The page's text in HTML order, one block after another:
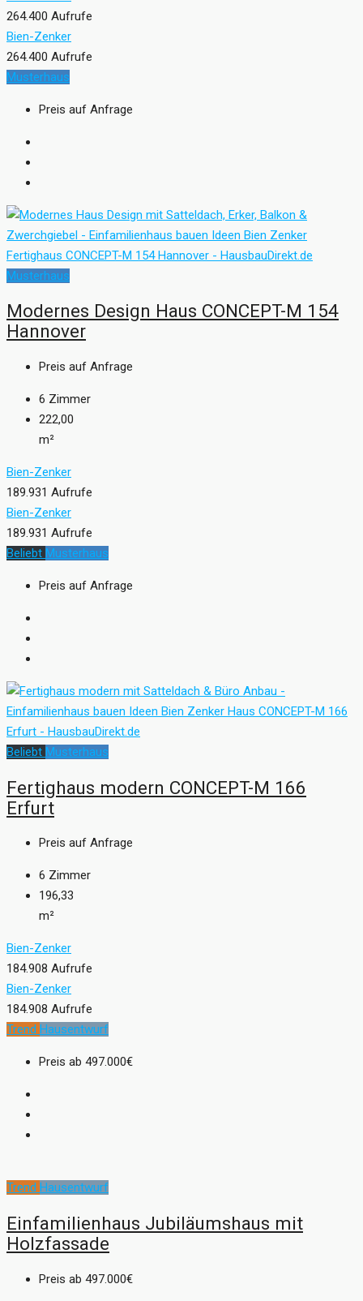
264.400 Aufrufe
Bien-Zenker
264.400 Aufrufe
Musterhaus
Preis auf Anfrage
Musterhaus
Modernes Design Haus CONCEPT-M 154
Hannover
Preis auf Anfrage
6 Zimmer
222,00
m²
Bien-Zenker
189.931 Aufrufe
Bien-Zenker
189.931 Aufrufe
Beliebt Musterhaus
Preis auf Anfrage
Beliebt Musterhaus
Fertighaus modern CONCEPT-M 166
Erfurt
Preis auf Anfrage
6 Zimmer
196,33
m²
Bien-Zenker
184.908 Aufrufe
Bien-Zenker
184.908 Aufrufe
Trend Hausentwurf
Preis ab 497.000€
Trend Hausentwurf
Einfamilienhaus Jubiläumshaus mit
Holzfassade
Preis ab 497.000€